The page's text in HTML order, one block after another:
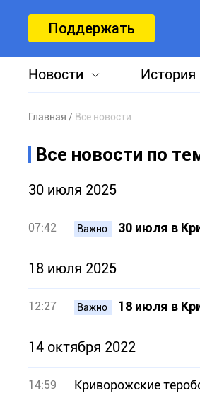
Поддержать
Новости История
Главная Все новости
Все новости по
30 июля 2025
07:42 Важно 30 июля в
18 июля 2025
12:27 Важно 18 июля в
14 октября 2022
14:59 Криворожские